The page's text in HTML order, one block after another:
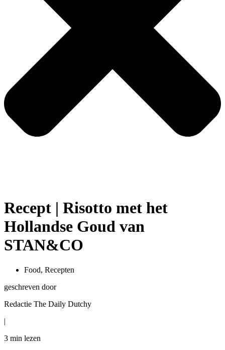
Recept | Risotto met het
Hollandse Goud van
STAN&CO
Food, Recepten
geschreven door
Redactie The Daily Dutchy
|
3 min lezen